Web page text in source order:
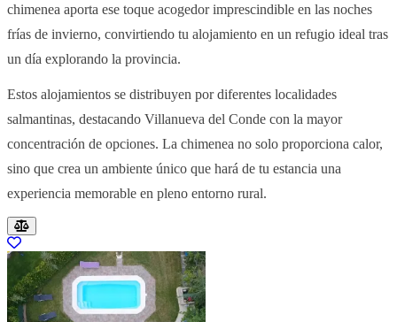
chimenea aporta ese toque acogedor imprescindible en las noches
frías de invierno, convirtiendo tu alojamiento en un refugio ideal tras
un día explorando la provincia.
Estos alojamientos se distribuyen por diferentes localidades
salmantinas, destacando Villanueva del Conde con la mayor
concentración de opciones. La chimenea no solo proporciona calor,
sino que crea un ambiente único que hará de tu estancia una
experiencia memorable en pleno entorno rural.
Resultados del listado